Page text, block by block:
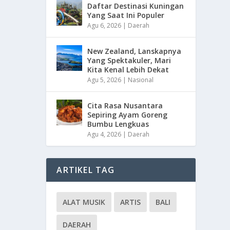
Daftar Destinasi Kuningan
Yang Saat Ini Populer
Agu 6, 2026 | Daerah
New Zealand, Lanskapnya
Yang Spektakuler, Mari
Kita Kenal Lebih Dekat
Agu 5, 2026 | Nasional
Cita Rasa Nusantara
Sepiring Ayam Goreng
Bumbu Lengkuas
Agu 4, 2026 | Daerah
ARTIKEL TAG
ALAT MUSIK ARTIS BALI
DAERAH